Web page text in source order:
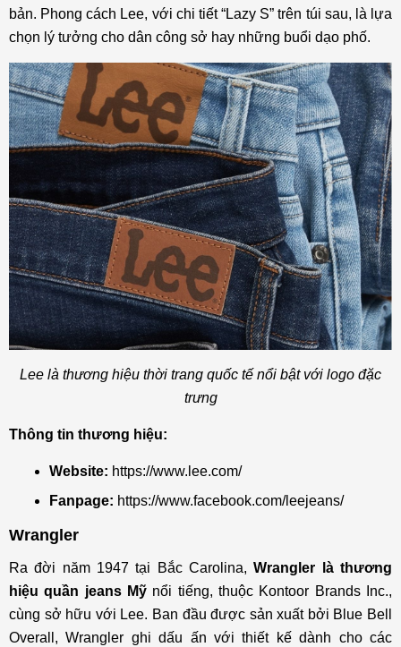
bản. Phong cách Lee, với chi tiết “Lazy S” trên túi sau, là lựa
chọn lý tưởng cho dân công sở hay những buổi dạo phố.
Lee là thương hiệu thời trang quốc tế nổi bật với logo đặc
trưng
Thông tin thương hiệu:
Website: https://www.lee.com/
Fanpage: https://www.facebook.com/leejeans/
Wrangler
Ra đời năm 1947 tại Bắc Carolina,Wrangler là thương
hiệu quần jeans Mỹ nổi tiếng, thuộc Kontoor Brands Inc.,
cùng sở hữu với Lee. Ban đầu được sản xuất bởi Blue Bell
Overall, Wrangler ghi dấu ấn với thiết kế dành cho các